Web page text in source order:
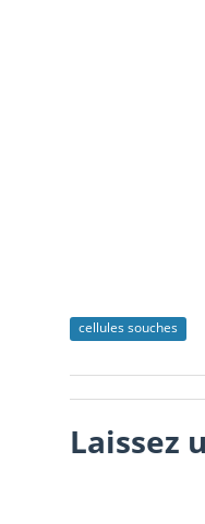
cellules souches
Laissez